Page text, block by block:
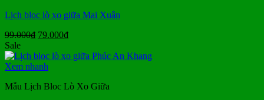
Lịch bloc lò xo giữa Mai Xuân
99.000₫ Giá
là:
99.000₫.
79.000₫Giá
tại
Sale
Xem nhanh
Mẫu Lịch Bloc Lò Xo Giữa